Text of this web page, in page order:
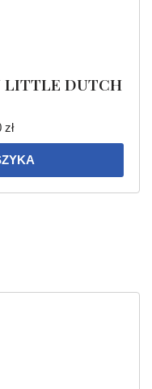
LITTLE DUTCH
zł